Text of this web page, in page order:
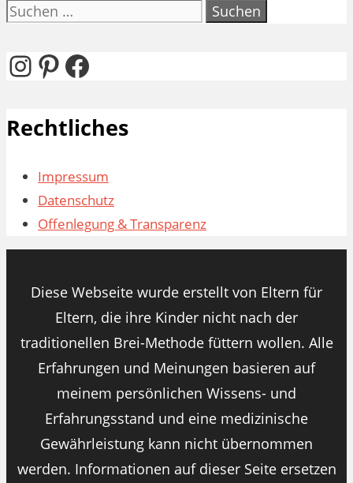
Suchen
Instagram
Pinterest
Facebook
Rechtliches
Impressum
Datenschutz
Offenlegung & Transparenz
Diese Webseite wurde erstellt von Eltern für
Eltern, die ihre Kinder nicht nach der
traditionellen Brei-Methode füttern wollen. Alle
Erfahrungen und Meinungen basieren auf
meinem persönlichen Wissens- und
Erfahrungsstand und eine medizinische
Gewährleistung kann nicht übernommen
werden. Informationen auf dieser Seite ersetzen